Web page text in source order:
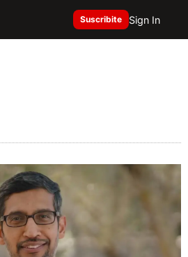
Suscribite Sign In